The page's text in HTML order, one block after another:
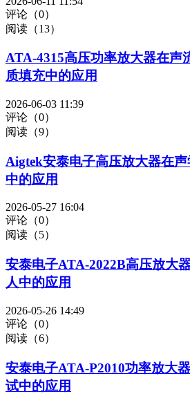
评论（0）
阅读（13）
ATA-4315高压功率放大器在声
质填充中的应用
2026-06-03 11:39
评论（0）
阅读（9）
Aigtek安泰电子高压放大器在
中的应用
2026-05-27 16:04
评论（0）
阅读（5）
安泰电子ATA-2022B高压放大
人中的应用
2026-05-26 14:49
评论（0）
阅读（6）
安泰电子ATA-P2010功率放大
试中的应用